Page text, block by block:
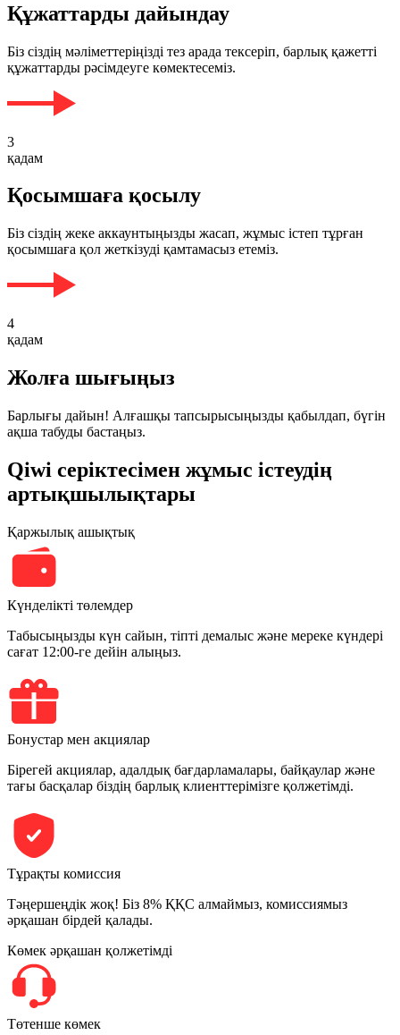
Құжаттарды дайындау
Біз сіздің мәліметтеріңізді тез арада тексеріп, барлық қажетті
құжаттарды рәсімдеуге көмектесеміз.
3
қадам
Қосымшаға қосылу
Біз сіздің жеке аккаунтыңызды жасап, жұмыс істеп тұрған
қосымшаға қол жеткізуді қамтамасыз етеміз.
4
қадам
Жолға шығыңыз
Барлығы дайын! Алғашқы тапсырысыңызды қабылдап, бүгін
ақша табуды бастаңыз.
Qiwi серіктесімен жұмыс істеудің
артықшылықтары
Қаржылық ашықтық
Күнделікті төлемдер
Табысыңызды күн сайын, тіпті демалыс және мереке күндері
сағат 12:00-ге дейін алыңыз.
Бонустар мен акциялар
Бірегей акциялар, адалдық бағдарламалары, байқаулар және
тағы басқалар біздің барлық клиенттерімізге қолжетімді.
Тұрақты комиссия
Тәңершеңдік жоқ! Біз 8% ҚҚС алмаймыз, комиссиямыз
әрқашан бірдей қалады.
Көмек әрқашан қолжетімді
Төтенше көмек